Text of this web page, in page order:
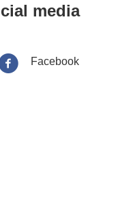
media
Facebook